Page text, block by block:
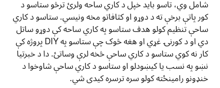
شامل وي، تاسو باید خپل د کاري ساحه ولرئ ترڅو ستاسو د
کور پاتې برخې ته د دوړو او کثافاتو مخه ونیسي. ستاسو د کاري
ساحې تنظیم کولو هدف ستاسو په کاري ساحه کې دوړو ساتل
دي او د کورنۍ غړي او هغه څوک چې ستاسو په DIY پروژه کې
کار نه کوي ستاسو د کاري ساحې څخه لرې وساتئ. دا د خبرتیا
نښو په نسب يا کيښودلو او ستاسو د کاري ساحې شاوخوا د
خنډونو رامینځته کولو سره ترسره کیدی شي.